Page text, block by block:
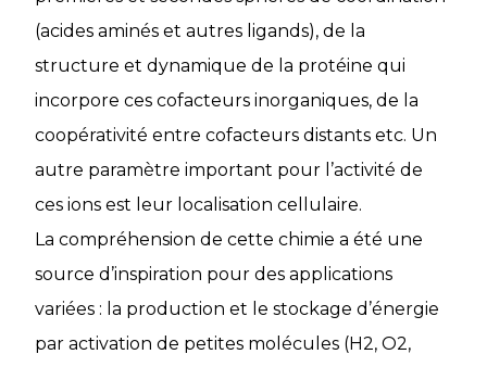
(acides aminés et autres ligands), de la
structure et dynamique de la protéine qui
incorpore ces cofacteurs inorganiques, de la
coopérativité entre cofacteurs distants etc. Un
autre paramètre important pour l’activité de
ces ions est leur localisation cellulaire.
La compréhension de cette chimie a été une
source d’inspiration pour des applications
variées : la production et le stockage d’énergie
par activation de petites molécules (H2, O2,